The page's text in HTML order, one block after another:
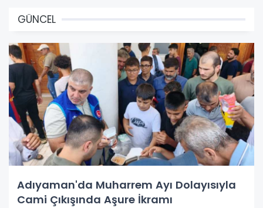
GÜNCEL
Adıyaman'da Muharrem Ayı Dolayısıyla
Cami Çıkışında Aşure İkramı